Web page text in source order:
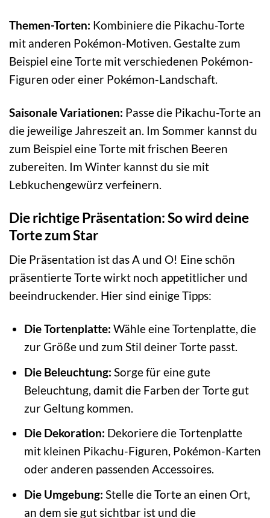
Themen-Torten: Kombiniere die Pikachu-Torte
mit anderen Pokémon-Motiven. Gestalte zum
Beispiel eine Torte mit verschiedenen Pokémon-
Figuren oder einer Pokémon-Landschaft.
Saisonale Variationen: Passe die Pikachu-Torte an
die jeweilige Jahreszeit an. Im Sommer kannst du
zum Beispiel eine Torte mit frischen Beeren
zubereiten. Im Winter kannst du sie mit
Lebkuchengewürz verfeinern.
Die richtige Präsentation: So wird deine
Torte zum Star
Die Präsentation ist das A und O! Eine schön
präsentierte Torte wirkt noch appetitlicher und
beeindruckender. Hier sind einige Tipps:
Die Tortenplatte: Wähle eine Tortenplatte, die
zur Größe und zum Stil deiner Torte passt.
Die Beleuchtung: Sorge für eine gute
Beleuchtung, damit die Farben der Torte gut
zur Geltung kommen.
Die Dekoration: Dekoriere die Tortenplatte
mit kleinen Pikachu-Figuren, Pokémon-Karten
oder anderen passenden Accessoires.
Die Umgebung: Stelle die Torte an einen Ort,
an dem sie gut sichtbar ist und die